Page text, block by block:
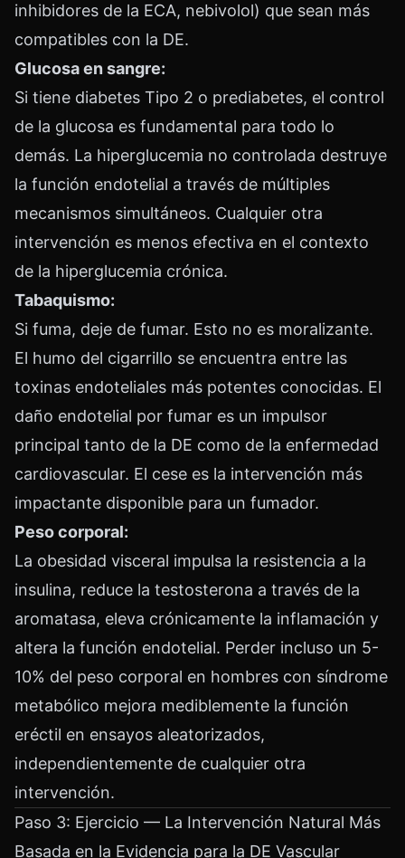
inhibidores de la ECA, nebivolol) que sean más
compatibles con la DE.
Glucosa en sangre:
Si tiene diabetes Tipo 2 o prediabetes, el control
de la glucosa es fundamental para todo lo
demás. La hiperglucemia no controlada destruye
la función endotelial a través de múltiples
mecanismos simultáneos. Cualquier otra
intervención es menos efectiva en el contexto
de la hiperglucemia crónica.
Tabaquismo:
Si fuma, deje de fumar. Esto no es moralizante.
El humo del cigarrillo se encuentra entre las
toxinas endoteliales más potentes conocidas. El
daño endotelial por fumar es un impulsor
principal tanto de la DE como de la enfermedad
cardiovascular. El cese es la intervención más
impactante disponible para un fumador.
Peso corporal:
La obesidad visceral impulsa la resistencia a la
insulina, reduce la testosterona a través de la
aromatasa, eleva crónicamente la inflamación y
altera la función endotelial. Perder incluso un 5-
10% del peso corporal en hombres con síndrome
metabólico mejora mediblemente la función
eréctil en ensayos aleatorizados,
independientemente de cualquier otra
intervención.
Paso 3: Ejercicio — La Intervención Natural Más
Basada en la Evidencia para la DE Vascular